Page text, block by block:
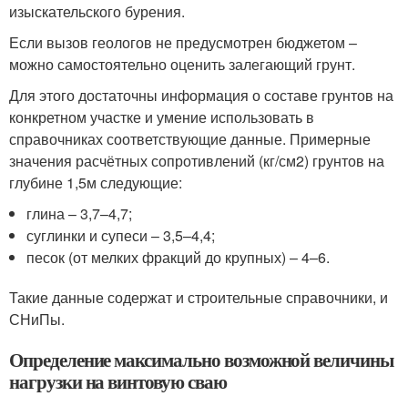
изыскательского бурения.
Если вызов геологов не предусмотрен бюджетом –
можно самостоятельно оценить залегающий грунт.
Для этого достаточны информация о составе грунтов на
конкретном участке и умение использовать в
справочниках соответствующие данные. Примерные
значения расчётных сопротивлений (кг/см2) грунтов на
глубине 1,5м следующие:
глина – 3,7–4,7;
суглинки и супеси – 3,5–4,4;
песок (от мелких фракций до крупных) – 4–6.
Такие данные содержат и строительные справочники, и
СНиПы.
Определение максимально возможной величины
нагрузки на винтовую сваю